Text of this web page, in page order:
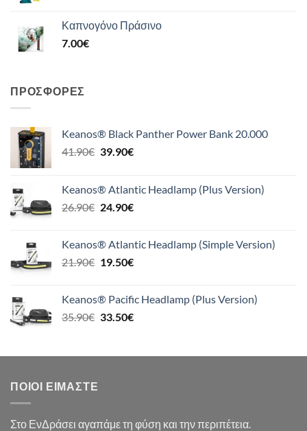
Καπνογόνο Πράσινο
7.00€
ΠΡΟΣΦΟΡΈΣ
Keanos® Black Panther Power Bank 20.000
41.90€ Original
41.90€.
39.90€Η
είναι:
39.90€.
Keanos® Atlantic Headlamp (Plus Version)
26.90€ Original
26.90€.
24.90€Η
είναι:
24.90€.
Keanos® Atlantic Headlamp (Simple Version)
21.90€ Original
21.90€.
19.50€Η
είναι:
19.50€.
Keanos® Pacific Headlamp (Plus Version)
35.90€ Original
35.90€.
33.50€Η
είναι:
ΠΟΙΟΙ ΕΊΜΑΣΤΕ
Στο ΕνΔράσει αγαπάμε τη φύση και την περιπέτεια.